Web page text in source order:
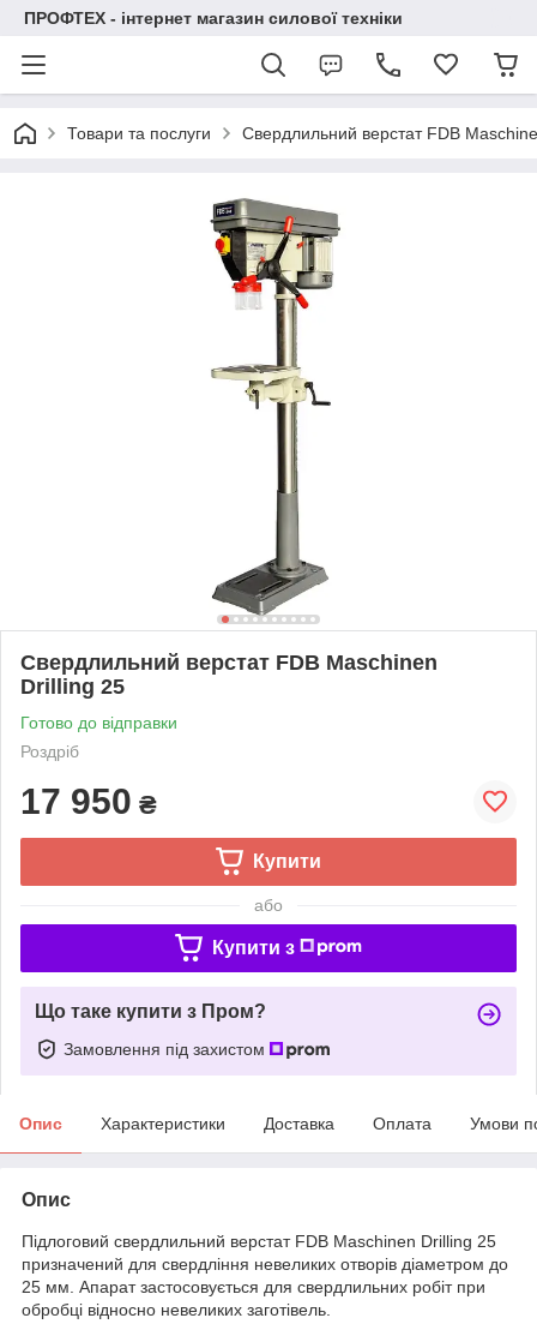
ПРОФТЕХ - інтернет магазин силової техніки
Товари та послуги Свердлильний верстат FDB
Свердлильний верстат FDB Maschinen
Drilling 25
Готово до відправки
Роздріб
17 950 ₴
Купити
або
Купити з
Що таке купити з Пром?
Замовлення під захистом
Опис Характеристики Доставка Оплата Умови
Опис
Підлоговий свердлильний верстат FDB Maschinen Drilling 25
призначений для свердління невеликих отворів діаметром до
25 мм. Апарат застосовується для свердлильних робіт при
обробці відносно невеликих заготівель.